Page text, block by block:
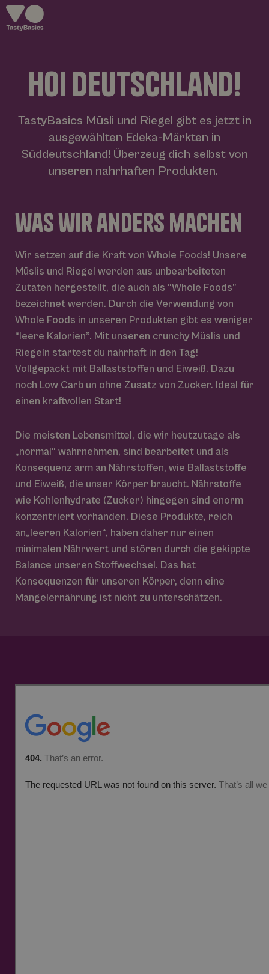
whole
about
recipes
blog
contact
hoideutschland!
TastyBasics Müsli und Riegel gibt es jetzt in
ausgewählten Edeka-Märkten in
Süddeutschland! Überzeug dich selbst von
unseren nahrhaften Produkten.
was wir anders machen
Wir setzen auf die Kraft von Whole Foods! Unsere
Müslis und Riegel werden aus unbearbeiteten
Zutaten hergestellt, die auch als “Whole Foods”
bezeichnet werden. Durch die Verwendung von
Whole Foods in unseren Produkten gibt es weniger
“leere Kalorien”. Mit unseren crunchy Müslis und
Riegeln startest du nahrhaft in den Tag!
Vollgepackt mit Ballaststoffen und Eiweiß. Dazu
noch Low Carb un ohne Zusatz von Zucker. Ideal für
einen kraftvollen Start!
Die meisten Lebensmittel, die wir heutzutage als
„normal“ wahrnehmen, sind bearbeitet und als
Konsequenz arm an Nährstoffen, wie Ballaststoffe
und Eiweiß, die unser Körper braucht. Nährstoffe
wie Kohlenhydrate (Zucker) hingegen sind enorm
konzentriert vorhanden. Diese Produkte, reich
an„leeren Kalorien“, haben daher nur einen
minimalen Nährwert und stören durch die gekippte
Balance unseren Stoffwechsel. Das hat
Konsequenzen für unseren Körper, denn eine
Mangelernährung ist nicht zu unterschätzen.